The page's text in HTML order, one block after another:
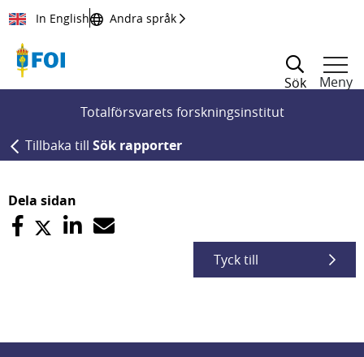
Till innehållet
In English Andra språk
Sök
Meny
Totalförsvarets forskningsinstitut
Tillbaka till Sök rapporter
Dela sidan
Tyck till